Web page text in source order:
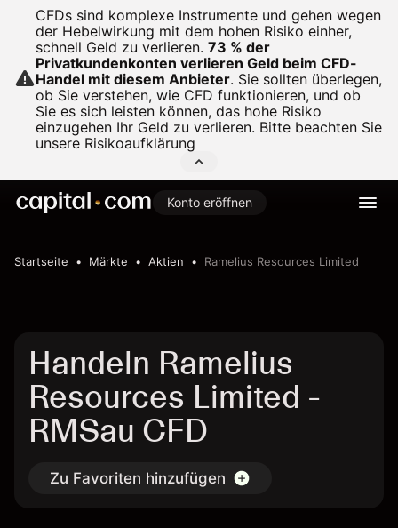
CFDs sind komplexe Instrumente und gehen wegen
der Hebelwirkung mit dem hohen Risiko einher,
schnell Geld zu verlieren. 73 % der
Privatkundenkonten verlieren Geld beim CFD-
Handel mit diesem Anbieter. Sie sollten überlegen,
ob Sie verstehen, wie CFD funktionieren, und ob
Sie es sich leisten können, das hohe Risiko
einzugehen Ihr Geld zu verlieren. Bitte beachten Sie
unsere Risikoaufklärung
Konto eröffnen
Startseite Märkte Aktien Ramelius Resources Limited
Handeln Ramelius
Resources Limited -
RMSau CFD
Zu Favoriten hinzufügen